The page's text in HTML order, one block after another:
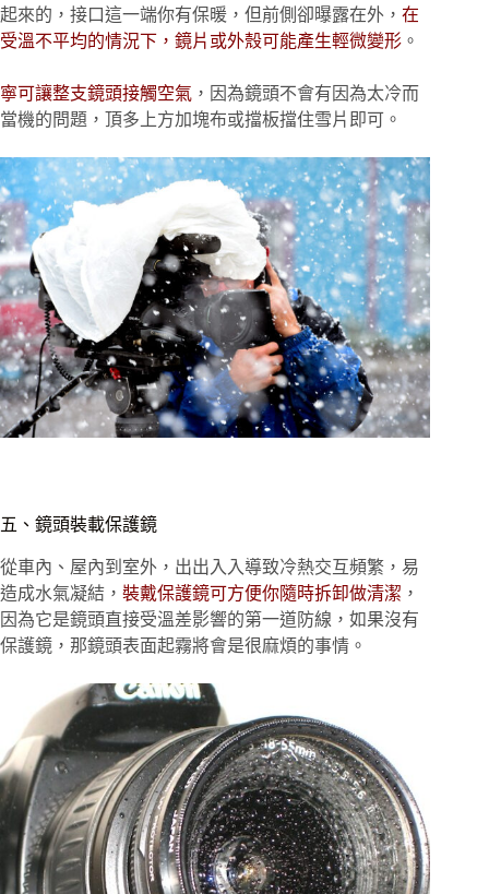
起來的，接口這一端你有保暖，但前側卻曝露在外， 在
受溫不平均的情況下，鏡片或外殼可能產生輕微變形 。
寧可讓整支鏡頭接觸空氣 ，因為鏡頭不會有因為太冷而
當機的問題，頂多上方加塊布或擋板擋住雪片即可。
五、鏡頭裝載保護鏡
從車內、屋內到室外，出出入入導致冷熱交互頻繁，易
造成水氣凝結， 裝戴保護鏡可方便你隨時拆卸做清潔 ，
因為它是鏡頭直接受溫差影響的第一道防線，如果沒有
保護鏡，那鏡頭表面起霧將會是很麻煩的事情。